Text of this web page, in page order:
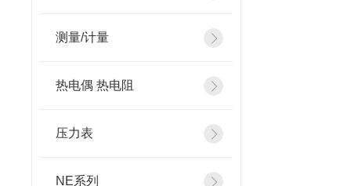
测量/计量
热电偶 热电阻
压力表
NE系列